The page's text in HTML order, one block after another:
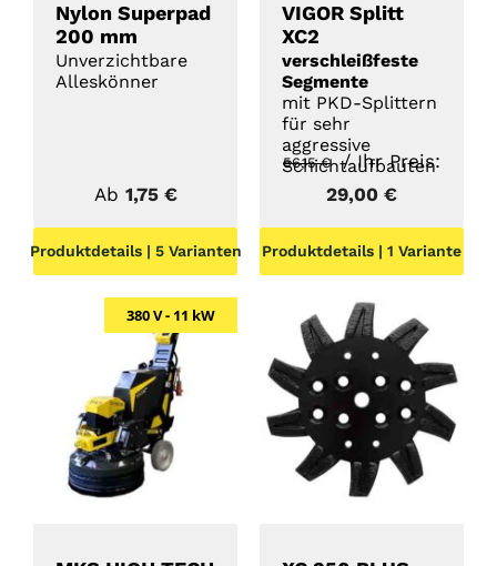
Nylon Superpad
200 mm
Unverzichtbare
Alleskönner
Ab 1,75 €
Produktdetails | 5 Varianten
VIGOR Splitt
XC2
verschleißfeste
Segmente
mit PKD-Splittern
für sehr
aggressive
Schichtaufbauten
56,15€
Ursprünglicher
Preis
war:
56,15 €
/ Ihr Preis:
29,00 €Aktueller
Preis
ist:
Produktdetails | 1 Variante
380 V - 11 kW
DETAILS
Angebot!
DETAILS